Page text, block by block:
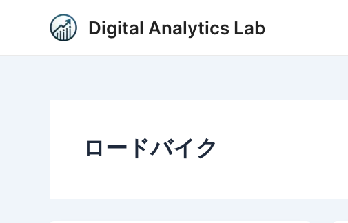
Digital Analytics Lab
ロードバイク
稿
の